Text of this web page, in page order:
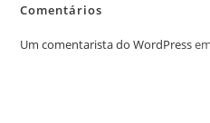
Comentários
Um comentarista do WordPress